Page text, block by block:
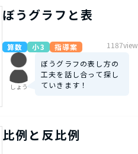
ぼうグラフと表
算数 小3 指導案 1187view
しょう
ぼうグラフの表し方の
工夫を話し合って探し
ていきます！
比例と反比例